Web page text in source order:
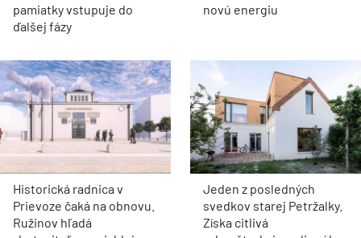
ďalšej fázy
Historická radnica v
Prievoze čaká na obnovu.
Ružinov hľadá
zhotoviteľa rozsiahlej
Jeden z posledných
svedkov starej Petržalky.
Získa citlivá
rekonštrukcia rodinného